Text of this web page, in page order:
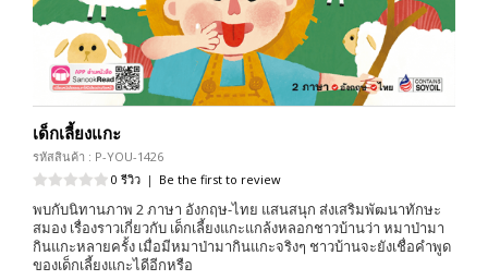
เด็กเลี้ยงแกะ
รหัสสินค้า : P-YOU-1426
0 รีวิว | Be the first to review
พบกับนิทานภาพ 2 ภาษา อังกฤษ-ไทย แสนสนุก ส่งเสริมพัฒนาทักษะ
สมอง เรื่องราวเกี่ยวกับ เด็กเลี้ยงแกะแกล้งหลอกชาวบ้านว่า หมาป่ามา
กินแกะหลายครั้ง เมื่อมีหมาป่ามากินแกะจริงๆ ชาวบ้านจะยังเชื่อคำพูด
ของเด็กเลี้ยงแกะไดีอีกหรือ